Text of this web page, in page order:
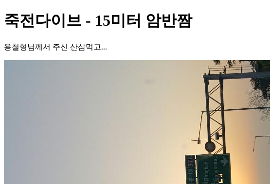
죽전다이브 - 15미터 암반짬
용철형님께서 주신 산삼먹고...